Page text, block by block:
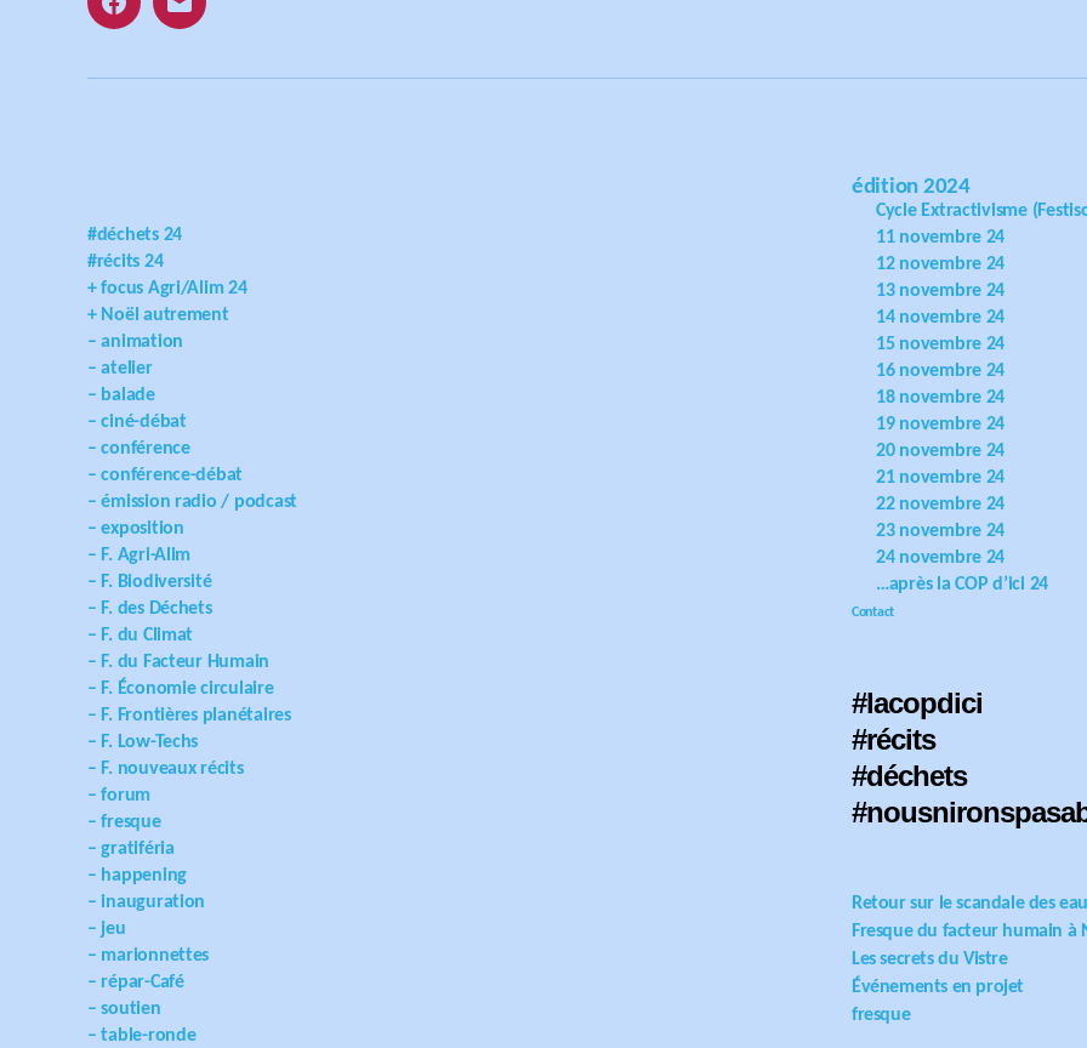
FacebookE-
mail
#déchets 24
#récits 24
+ focus Agri/Alim 24
+ Noël autrement
– animation
– atelier
– balade
– ciné-débat
– conférence
– conférence-débat
– émission radio / podcast
– exposition
– F. Agri-Alim
– F. Biodiversité
– F. des Déchets
– F. du Climat
– F. du Facteur Humain
– F. Économie circulaire
– F. Frontières planétaires
– F. Low-Techs
– F. nouveaux récits
– forum
– fresque
– gratiféria
– happening
– inauguration
– jeu
– marionnettes
– répar-Café
– soutien
– table-ronde
édition 2024
Cycle Extractivisme
11 novembre 24
12 novembre 24
13 novembre 24
14 novembre 24
15 novembre 24
16 novembre 24
18 novembre 24
19 novembre 24
20 novembre 24
21 novembre 24
22 novembre 24
23 novembre 24
24 novembre 24
…après la COP d’ici 24
Contact
#lacopdici
#récits
#déchets
Retour sur le scandale des
Fresque du facteur humain à
Les secrets du Vistre
Événements en projet
fresque